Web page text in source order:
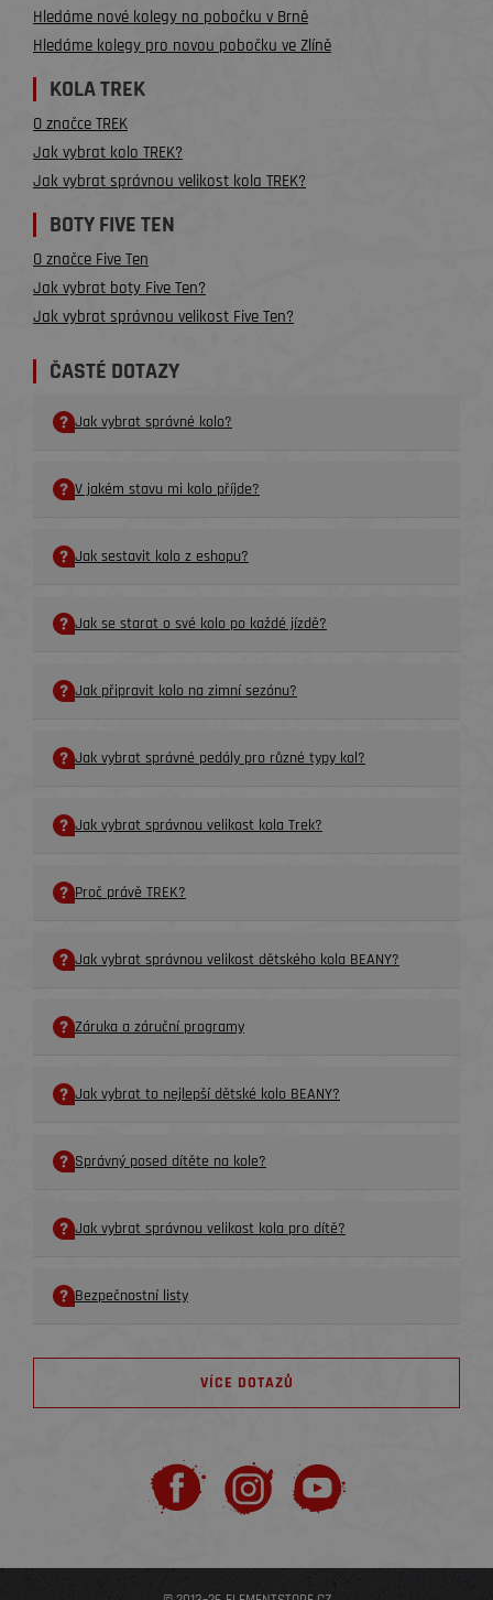
Hledáme nové kolegy na pobočku v Brně
Hledáme kolegy pro novou pobočku ve Zlíně
KOLA TREK
O značce TREK
Jak vybrat kolo TREK?
Jak vybrat správnou velikost kola TREK?
BOTY FIVE TEN
O značce Five Ten
Jak vybrat boty Five Ten?
Jak vybrat správnou velikost Five Ten?
ČASTÉ DOTAZY
Jak vybrat správné kolo?
V jakém stavu mi kolo příjde?
Jak sestavit kolo z eshopu?
Jak se starat o své kolo po každé jízdě?
Jak připravit kolo na zimní sezónu?
Jak vybrat správné pedály pro různé typy kol?
Jak vybrat správnou velikost kola Trek?
Proč právě TREK?
Jak vybrat správnou velikost dětského kola BEANY?
Záruka a záruční programy
Jak vybrat to nejlepší dětské kolo BEANY?
Správný posed dítěte na kole?
Jak vybrat správnou velikost kola pro dítě?
Bezpečnostní listy
VÍCE DOTAZŮ